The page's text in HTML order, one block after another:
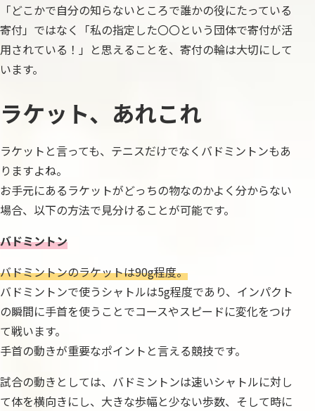
「どこかで自分の知らないところで誰かの役にたっている
寄付」ではなく「私の指定した〇〇という団体で寄付が活
用されている！」と思えることを、寄付の輪は大切にして
います。
ラケット、あれこれ
ラケットと言っても、テニスだけでなくバドミントンもあ
りますよね。
お手元にあるラケットがどっちの物なのかよく分からない
場合、以下の方法で見分けることが可能です。
バドミントン
バドミントンのラケットは90g程度。
バドミントンで使うシャトルは5g程度であり、インパクト
の瞬間に手首を使うことでコースやスピードに変化をつけ
て戦います。
手首の動きが重要なポイントと言える競技です。
試合の動きとしては、バドミントンは速いシャトルに対し
て体を横向きにし、大きな歩幅と少ない歩数、そして時に